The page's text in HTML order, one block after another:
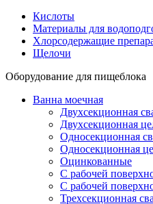
Кислоты
Материалы для
Хлорсодержащие
Щелочи
Оборудование для пищеблока
Ванна моечная
Двухсекционная
Двухсекционная
Односекционная
Односекционная
Оцинкованные
С рабочей
С рабочей
Трехсекционная